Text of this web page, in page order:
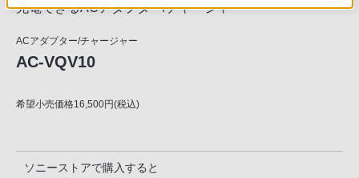
充電できるACアダプター/チャージャー
ACアダプター/チャージャー
AC-VQV10
希望小売価格16,500円(税込)
ソニーストアで購入すると